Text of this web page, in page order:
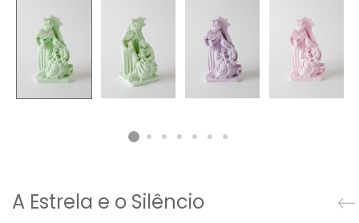
A Estrela e o Silêncio